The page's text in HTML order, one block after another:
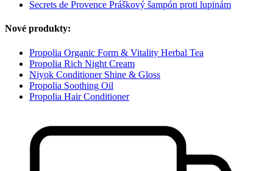
Secrets de Provence Práškový šampón proti lupinám
Nové produkty:
Propolia Organic Form & Vitality Herbal Tea
Propolia Rich Night Cream
Niyok Conditioner Shine & Gloss
Propolia Soothing Oil
Propolia Hair Conditioner